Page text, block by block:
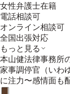
女性弁護士在籍
電話相談可
オンライン相談可
全国出張対応
もっと見る
本山健法律事務所
家事調停官（いわ
に注力〜感情面も